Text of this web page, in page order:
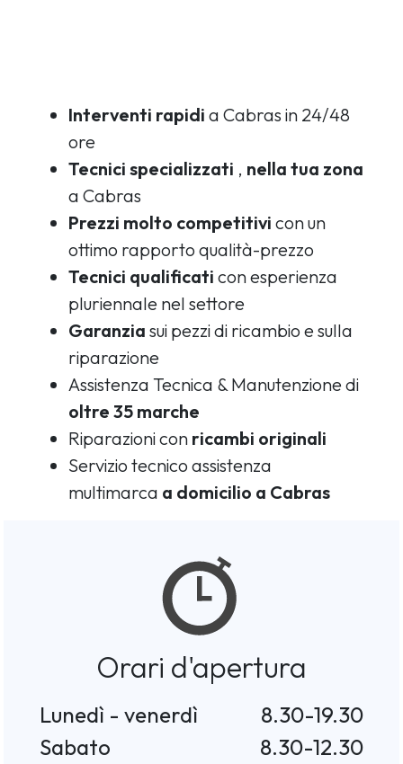
Interventi rapidi a Cabras in 24/48
ore
Tecnici specializzati , nella tua zona
a Cabras
Prezzi molto competitivi con un
ottimo rapporto qualità-prezzo
Tecnici qualificati con esperienza
pluriennale nel settore
Garanzia sui pezzi di ricambio e sulla
riparazione
Assistenza Tecnica & Manutenzione di
oltre 35 marche
Riparazioni con ricambi originali
Servizio tecnico assistenza
multimarca a domicilio a Cabras
Orari d'apertura
Lunedì - venerdì
8.30-19.30
Sabato
8.30-12.30